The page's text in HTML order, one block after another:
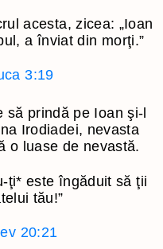
acesta, zicea: „Ioan
a înviat din morţi.”
3:19
prindă pe Ioan şi-l
Irodiadei, nevasta
o luase de nevastă.
ţi* este îngăduit să ţii
tău!”
20:21